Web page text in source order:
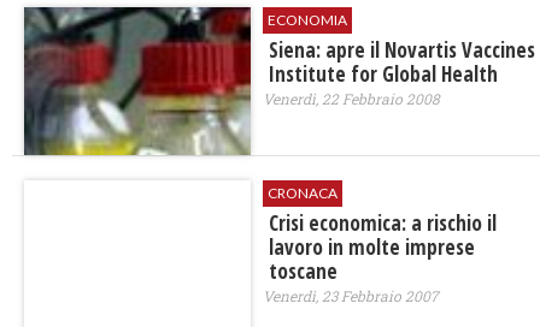
ECONOMIA
Siena: apre il Novartis Vaccines
Institute for Global Health
Venerdì, 22 Febbraio 2008
CRONACA
Crisi economica: a rischio il
lavoro in molte imprese
toscane
Venerdì, 23 Febbraio 2007